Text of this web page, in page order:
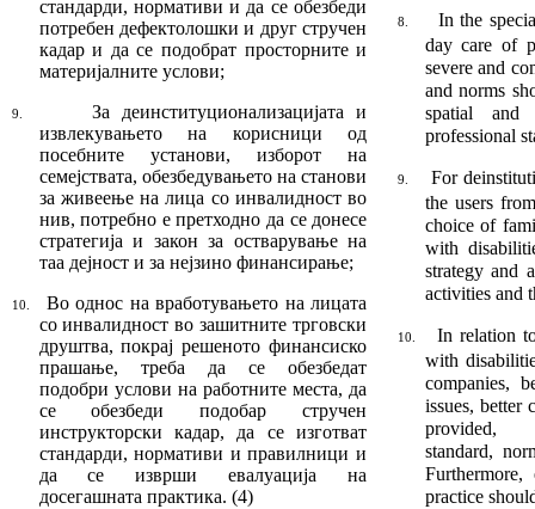
стандарди, нормативи и да се обезбеди
потребен дефектолошки и друг стручен
кадар и да се подобрат прос­тор­ните и
материјалните услови;
9. За деинституционализацијата и
извлекувањето на корисници од
посебните установи, изборот на
семејствата, обезбедувањето на станови
за живеење на лица со инвалидност во
нив, потребно е претходно да се донесе
стратегија и закон за остварување на
таа деј­ност и за нејзино финансирање;
10.
Во однос на вработувањето на лицата
со инвалидност во зашитните трговски
друштва, покрај решеното финансиско
прашање, треба да се обезбедат
подобри услови на работните места, да
се обезбеди подобар стручен
инструкторски кадар, да се изготват
стандарди, нормативи и правилници и
да се изврши евалуација на
досегашната практика. (4)
8.
In the
day care of
severe and
and norms
spatial and
professional
9.
For
the users
choice of
with
strategy and
activities and
10.
In relation
with
compa­nies,
issues, better
provided,
standard,
practice